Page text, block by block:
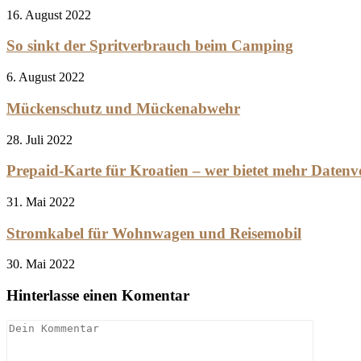
16. August 2022
So sinkt der Spritverbrauch beim Camping
6. August 2022
Mückenschutz und Mückenabwehr
28. Juli 2022
Prepaid-Karte für Kroatien – wer bietet mehr
31. Mai 2022
Stromkabel für Wohnwagen und Reisemobil
30. Mai 2022
Hinterlasse einen Komentar